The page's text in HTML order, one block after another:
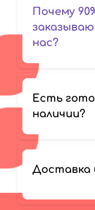
Почему
нас?
Есть
наличии?
Доставка